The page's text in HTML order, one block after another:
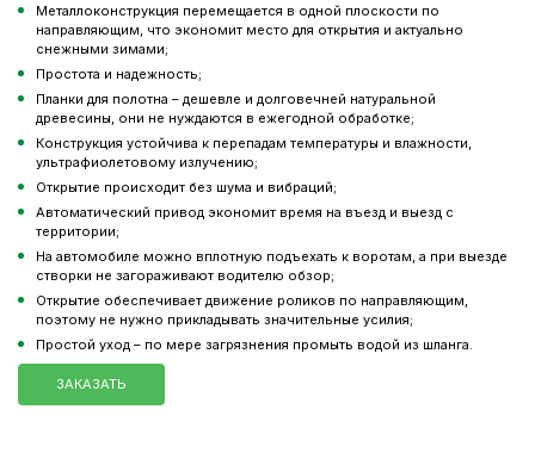
Металлоконструкция перемещается в одной плоскости по
направляющим, что экономит место для открытия и актуально
снежными зимами;
Простота и надежность;
Планки для полотна – дешевле и долговечней натуральной
древесины, они не нуждаются в ежегодной обработке;
Конструкция устойчива к перепадам температуры и влажности,
ультрафиолетовому излучению;
Открытие происходит без шума и вибраций;
Автоматический привод экономит время на въезд и выезд с
территории;
На автомобиле можно вплотную подъехать к воротам, а при выезде
створки не загораживают водителю обзор;
Открытие обеспечивает движение роликов по направляющим,
поэтому не нужно прикладывать значительные усилия;
Простой уход – по мере загрязнения промыть водой из шланга.
ЗАКАЗАТЬ